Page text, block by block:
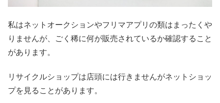
私はネットオークションやフリマアプリの類はまったくや
りませんが、ごく稀に何が販売されているか確認すること
があります。
リサイクルショップは店頭には行きませんがネットショッ
プを見ることがあります。